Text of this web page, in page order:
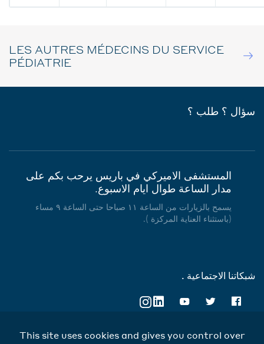
LES AUTRES MÉDECINS DU SERVICE
PÉDIATRIE
سؤال ؟ طلب ؟
المستشفى الاميركي في باريس يرحب بكم على
مدار الساعة طوال ايام الاسبوع.
يسمح بالزيارات من الساعة ١١ صباحا حتى الساعة ٩ مساء
(باستثناء العناية المركزة ).
شبكاتنا الاجتماعية .
This site uses cookies and gives you control over